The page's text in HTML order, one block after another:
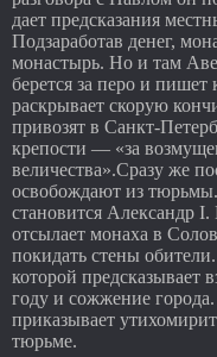
дает предсказания
Подзаработав денег,
монастырь. Но и там
берется за перо и пишет
раскрывает скорую
привозят в Санкт-
крепости — «за
величества».Сразу же
освобождают из
становится Александр
отсылает монаха в
покидать стены
которой предсказывает
году и сожжение
приказывает
тюрьме.